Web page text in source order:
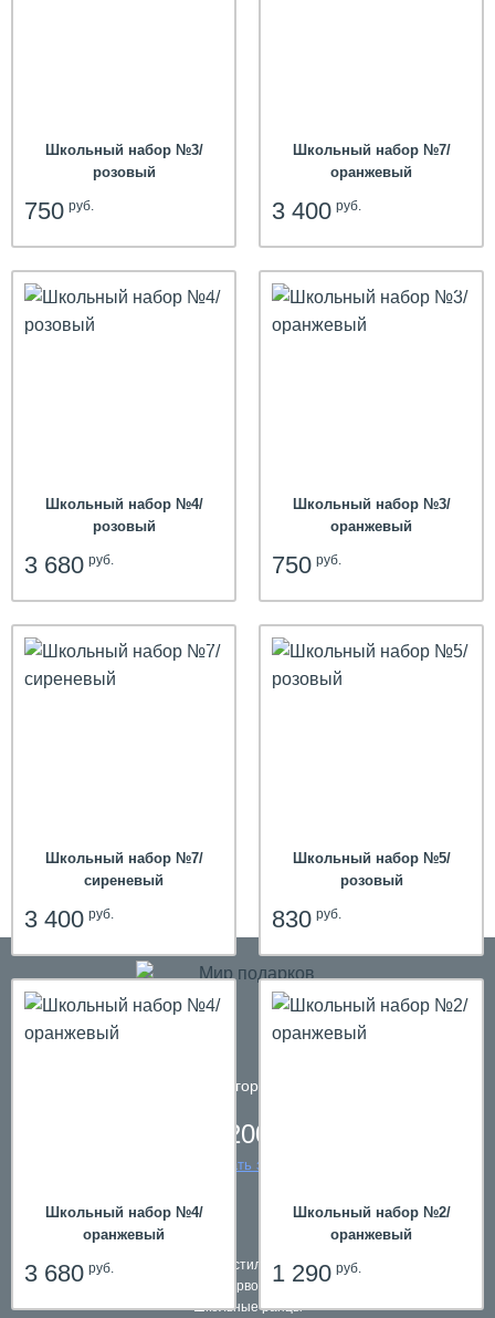
Школьный набор №3/
розовый
750руб.
hit
Школьный набор №7/
оранжевый
3 400руб.
Школьный набор №4/
розовый
3 680руб.
Школьный набор №3/
оранжевый
750руб.
Школьный набор №7/
сиреневый
3 400руб.
Школьный набор №5/
розовый
830руб.
Школьный набор №4/
оранжевый
3 680руб.
Школьный набор №2/
оранжевый
1 290руб.
телефон в городе
8 800 200 61 59
заказать звонок
Подарки в текстильной упаковке
Наборы первоклассников
Школьные ранцы